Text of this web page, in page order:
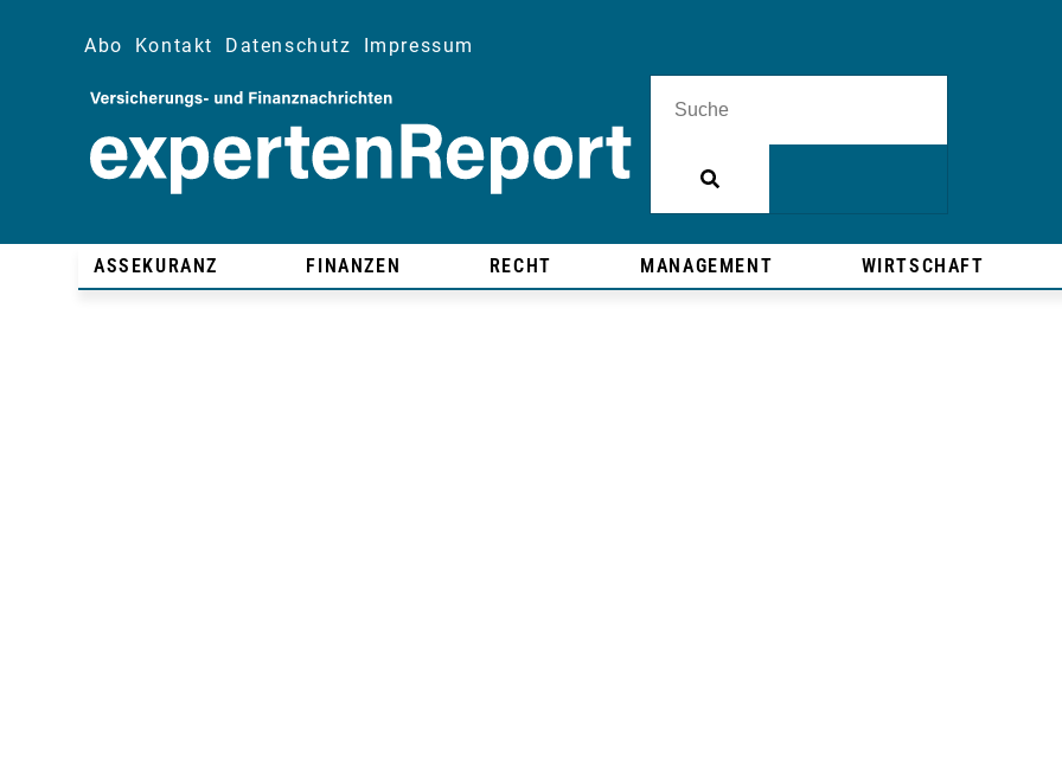
Abo Kontakt Datenschutz Impressum
ASSEKURANZ FINANZEN RECHT MANAGEMENT WIRTSCHAFT